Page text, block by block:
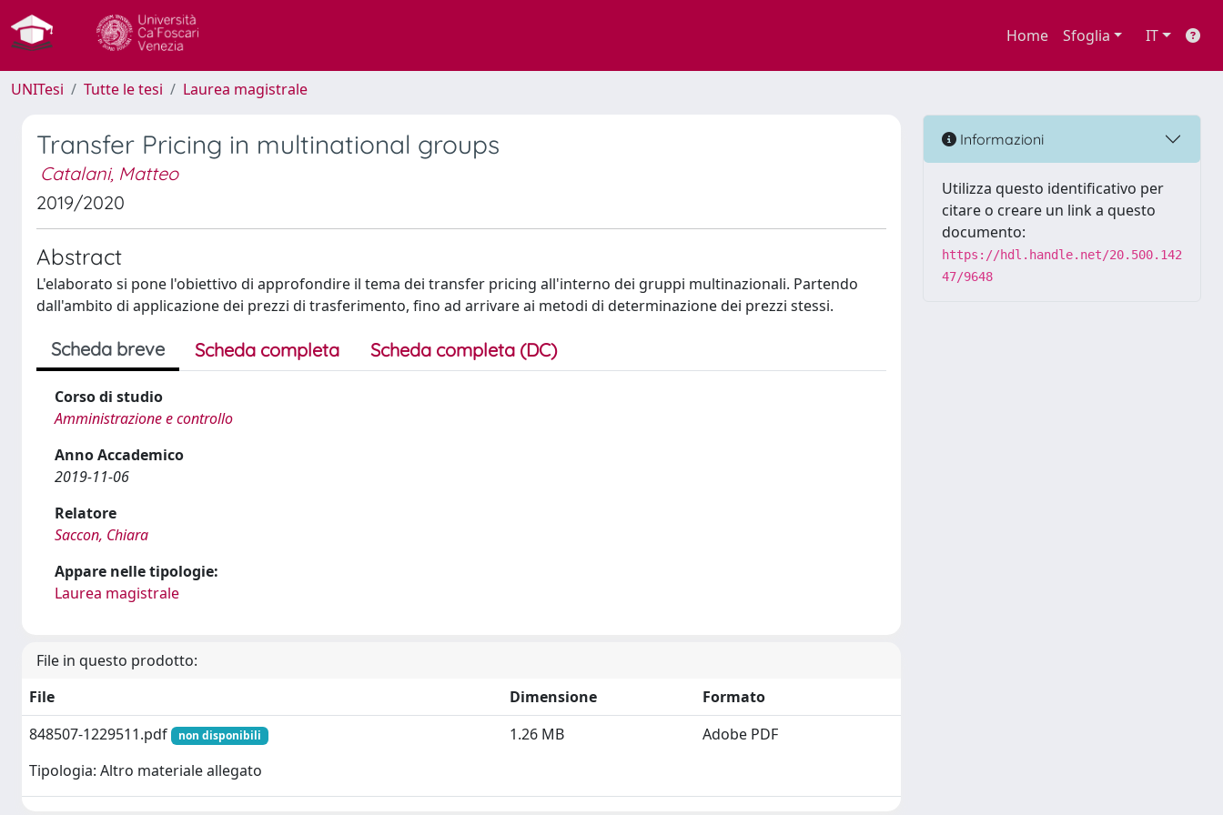
Home Sfoglia IT
UNITesi Tutte le tesi Laurea magistrale
Transfer Pricing in multinational groups
Catalani, Matteo
2019/2020
Abstract
L'elaborato si pone l'obiettivo di approfondire il tema dei transfer pricing all'interno dei gruppi multinazionali. Partendo
dall'ambito di applicazione dei prezzi di trasferimento, fino ad arrivare ai metodi di determinazione dei prezzi stessi.
Scheda breve Scheda completa Scheda completa (DC)
Corso di studio
Amministrazione e controllo
Anno Accademico
2019-11-06
Relatore
Saccon, Chiara
Appare nelle tipologie:
Laurea magistrale
File in questo prodotto:
File
Dimensione
Formato
848507-1229511.pdf
non disponibili
Tipologia: Altro materiale allegato
1.26 MB Adobe PDF
Informazioni
Utilizza questo identificativo per
citare o creare un link a questo
documento:
https://hdl.handle.net/20.500.142
47/9648